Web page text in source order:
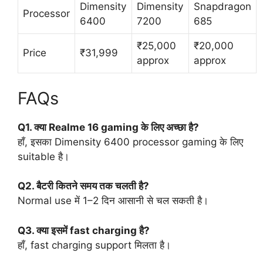
Processor
Dimensity
6400
Dimensity
7200
Snapdragon
685
Price ₹31,999
₹25,000
approx
₹20,000
approx
FAQs
Q1. क्या Realme 16 gaming के लिए अच्छा है?
हाँ, इसका Dimensity 6400 processor gaming के लिए
suitable है।
Q2. बैटरी कितने समय तक चलती है?
Normal use में 1–2 दिन आसानी से चल सकती है।
Q3. क्या इसमें fast charging है?
हाँ, fast charging support मिलता है।